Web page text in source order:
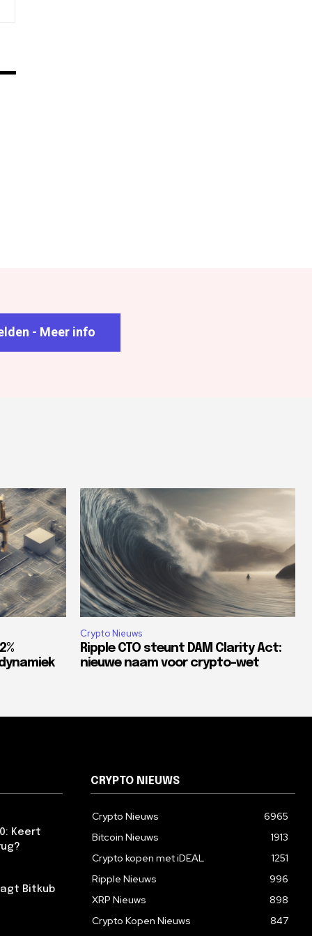
- Meer info
Crypto Nieuws
Ripple CTO steunt DAM Clarity Act:
nieuwe naam voor crypto-wet
Keert
Bitkub
CRYPTO NIEUWS
Crypto Nieuws
6965
Bitcoin Nieuws
1913
Crypto kopen met iDEAL
1251
Ripple Nieuws
996
XRP Nieuws
898
Crypto Kopen Nieuws
847